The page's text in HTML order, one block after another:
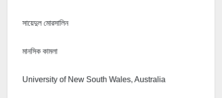
সায়েদুল মোরসালিন
মানসিক কামলা
University of New South Wales, Australia